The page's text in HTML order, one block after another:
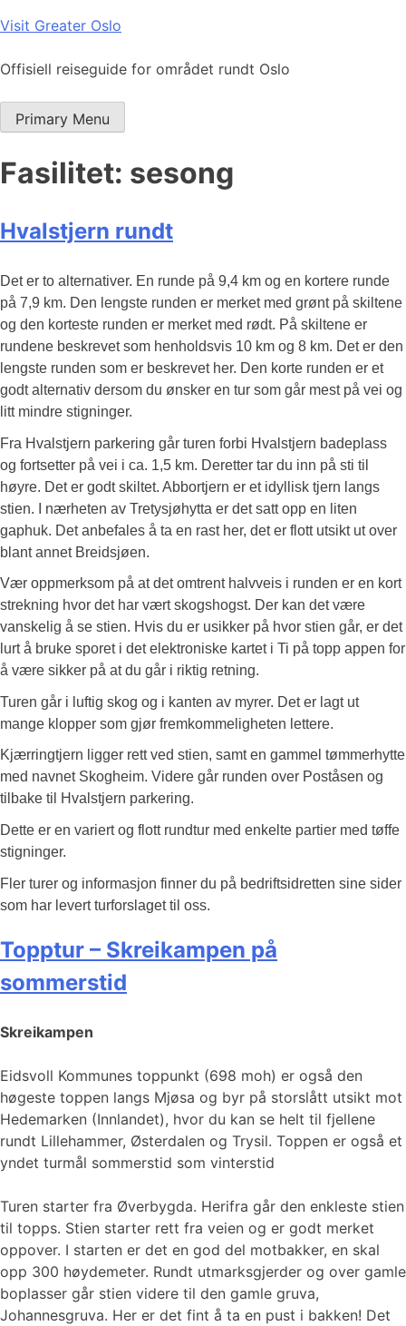
Skip
content
Visit Greater Oslo
Offisiell reiseguide for området rundt Oslo
Primary Menu
Fasilitet: sesong
Hvalstjern rundt
Det er to alternativer. En runde på 9,4 km og en kortere runde
på 7,9 km. Den lengste runden er merket med grønt på skiltene
og den korteste runden er merket med rødt. På skiltene er
rundene beskrevet som henholdsvis 10 km og 8 km. Det er den
lengste runden som er beskrevet her. Den korte runden er et
godt alternativ dersom du ønsker en tur som går mest på vei og
litt mindre stigninger.
Fra Hvalstjern parkering går turen forbi Hvalstjern badeplass
og fortsetter på vei i ca. 1,5 km. Deretter tar du inn på sti til
høyre. Det er godt skiltet. Abbortjern er et idyllisk tjern langs
stien. I nærheten av Tretysjøhytta er det satt opp en liten
gaphuk. Det anbefales å ta en rast her, det er flott utsikt ut over
blant annet Breidsjøen.
Vær oppmerksom på at det omtrent halvveis i runden er en kort
strekning hvor det har vært skogshogst. Der kan det være
vanskelig å se stien. Hvis du er usikker på hvor stien går, er det
lurt å bruke sporet i det elektroniske kartet i Ti på topp appen for
å være sikker på at du går i riktig retning.
Turen går i luftig skog og i kanten av myrer. Det er lagt ut
mange klopper som gjør fremkommeligheten lettere.
Kjærringtjern ligger rett ved stien, samt en gammel tømmerhytte
med navnet Skogheim. Videre går runden over Poståsen og
tilbake til Hvalstjern parkering.
Dette er en variert og flott rundtur med enkelte partier med tøffe
stigninger.
Fler turer og informasjon finner du på bedriftsidretten sine sider
som har levert turforslaget til oss.
Topptur – Skreikampen på
sommerstid
Skreikampen
Eidsvoll Kommunes toppunkt (698 moh) er også den
høgeste toppen langs Mjøsa og byr på storslått utsikt mot
Hedemarken (Innlandet), hvor du kan se helt til fjellene
rundt Lillehammer, Østerdalen og Trysil. Toppen er også et
yndet turmål sommerstid som vinterstid
Turen starter fra Øverbygda. Herifra går den enkleste stien
til topps. Stien starter rett fra veien og er godt merket
oppover. I starten er det en god del motbakker, en skal
opp 300 høydemeter. Rundt utmarksgjerder og over gamle
boplasser går stien videre til den gamle gruva,
Johannesgruva. Her er det fint å ta en pust i bakken! Det